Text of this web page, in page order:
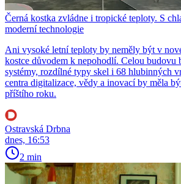
Černá kostka zvládne i tropické teploty. S
moderní technologie
Ani vysoké letní teploty by neměly být v
kostce důvodem k nepohodlí. Celou budovu
systémy, rozdílné typy skel i 68 hlubinných
centra digitalizace, vědy a inovací by měla
příštího roku.
Ostravská Drbna
dnes, 16:53
2 min